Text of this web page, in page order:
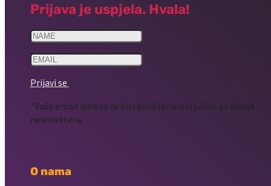
Prijava je uspjela. Hvala!
Prijavi se
*Vaša email adresa će biti korištena isključivo za slanje
newslettera.
O nama